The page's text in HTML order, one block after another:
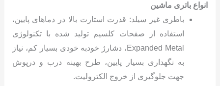
انواع باتری ماشین
باطری غیر سیلد: قدرت استارت بالا در دماهای پایین،
استفاده از صفحات کلسیم تولید شده با تکنولوژی
Expanded Metal، دشارژ خودبه خودی بسیار کم، نیاز
به نگهداری بسیار پایین، طرح بهینه درب و درپوش
جهت جلوگیری از خروج الکترولیت.